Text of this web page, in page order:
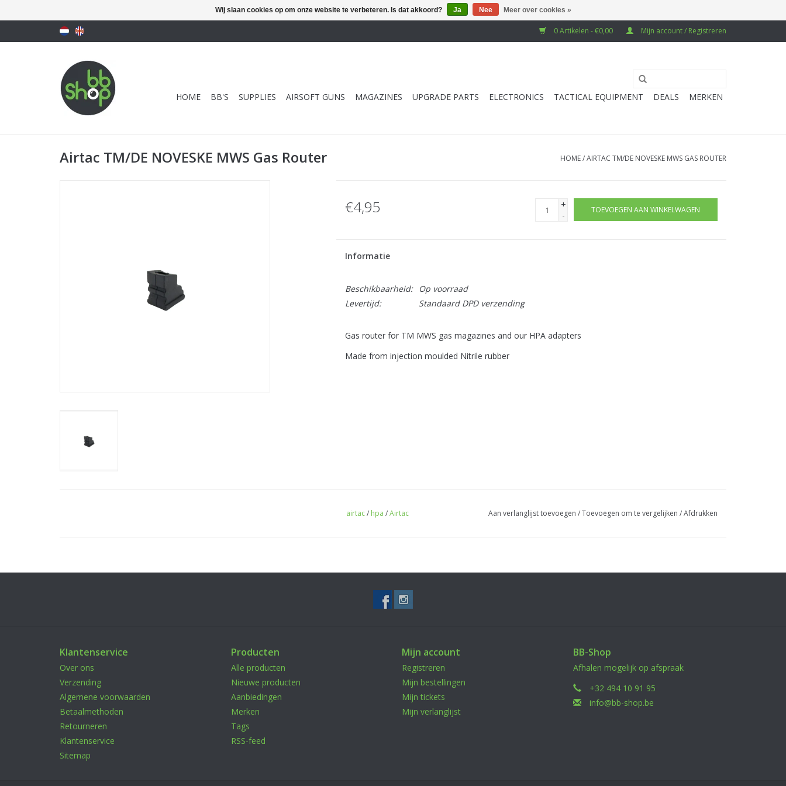
0 Artikelen - €0,00 Mijn account / Registreren
HOME BB'S SUPPLIES AIRSOFT GUNS MAGAZINES UPGRADE PARTS ELECTRONICS TACTICAL EQUIPMENT DEALS MERKEN
Airtac TM/DE NOVESKE MWS Gas Router HOME/AIRTAC TM/DE NOVESKE MWS GAS ROUTER
€4,95
+
-
TOEVOEGEN AAN WINKELWAGEN
Informatie
Beschikbaarheid:
Op voorraad
Levertijd:
Standaard DPD verzending
Gas router for TM MWS gas magazines and our HPA adapters
Made from injection moulded Nitrile rubber
airtac/ hpa /Airtac Aan verlanglijst toevoegen /Toevoegen om te vergelijken /Afdrukken
Klantenservice
Over ons
Verzending
Algemene voorwaarden
Betaalmethoden
Retourneren
Klantenservice
Sitemap
Producten
Alle producten
Nieuwe producten
Aanbiedingen
Merken
Tags
RSS-feed
Mijn account
Registreren
Mijn bestellingen
Mijn tickets
Mijn verlanglijst
BB-Shop
Afhalen mogelijk op afspraak
+32 494 10 91 95
info@bb-shop.be
Wij slaan cookies op om onze website te verbeteren. Is dat akkoord? Ja Nee Meer over cookies »